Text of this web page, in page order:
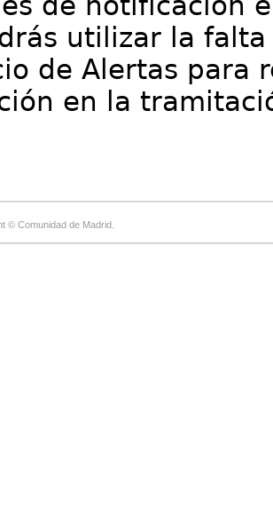
utilizar la
de Alertas para
en la
© Comunidad de Madrid.